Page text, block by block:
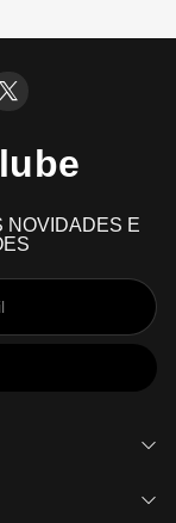
NOVIDADES E